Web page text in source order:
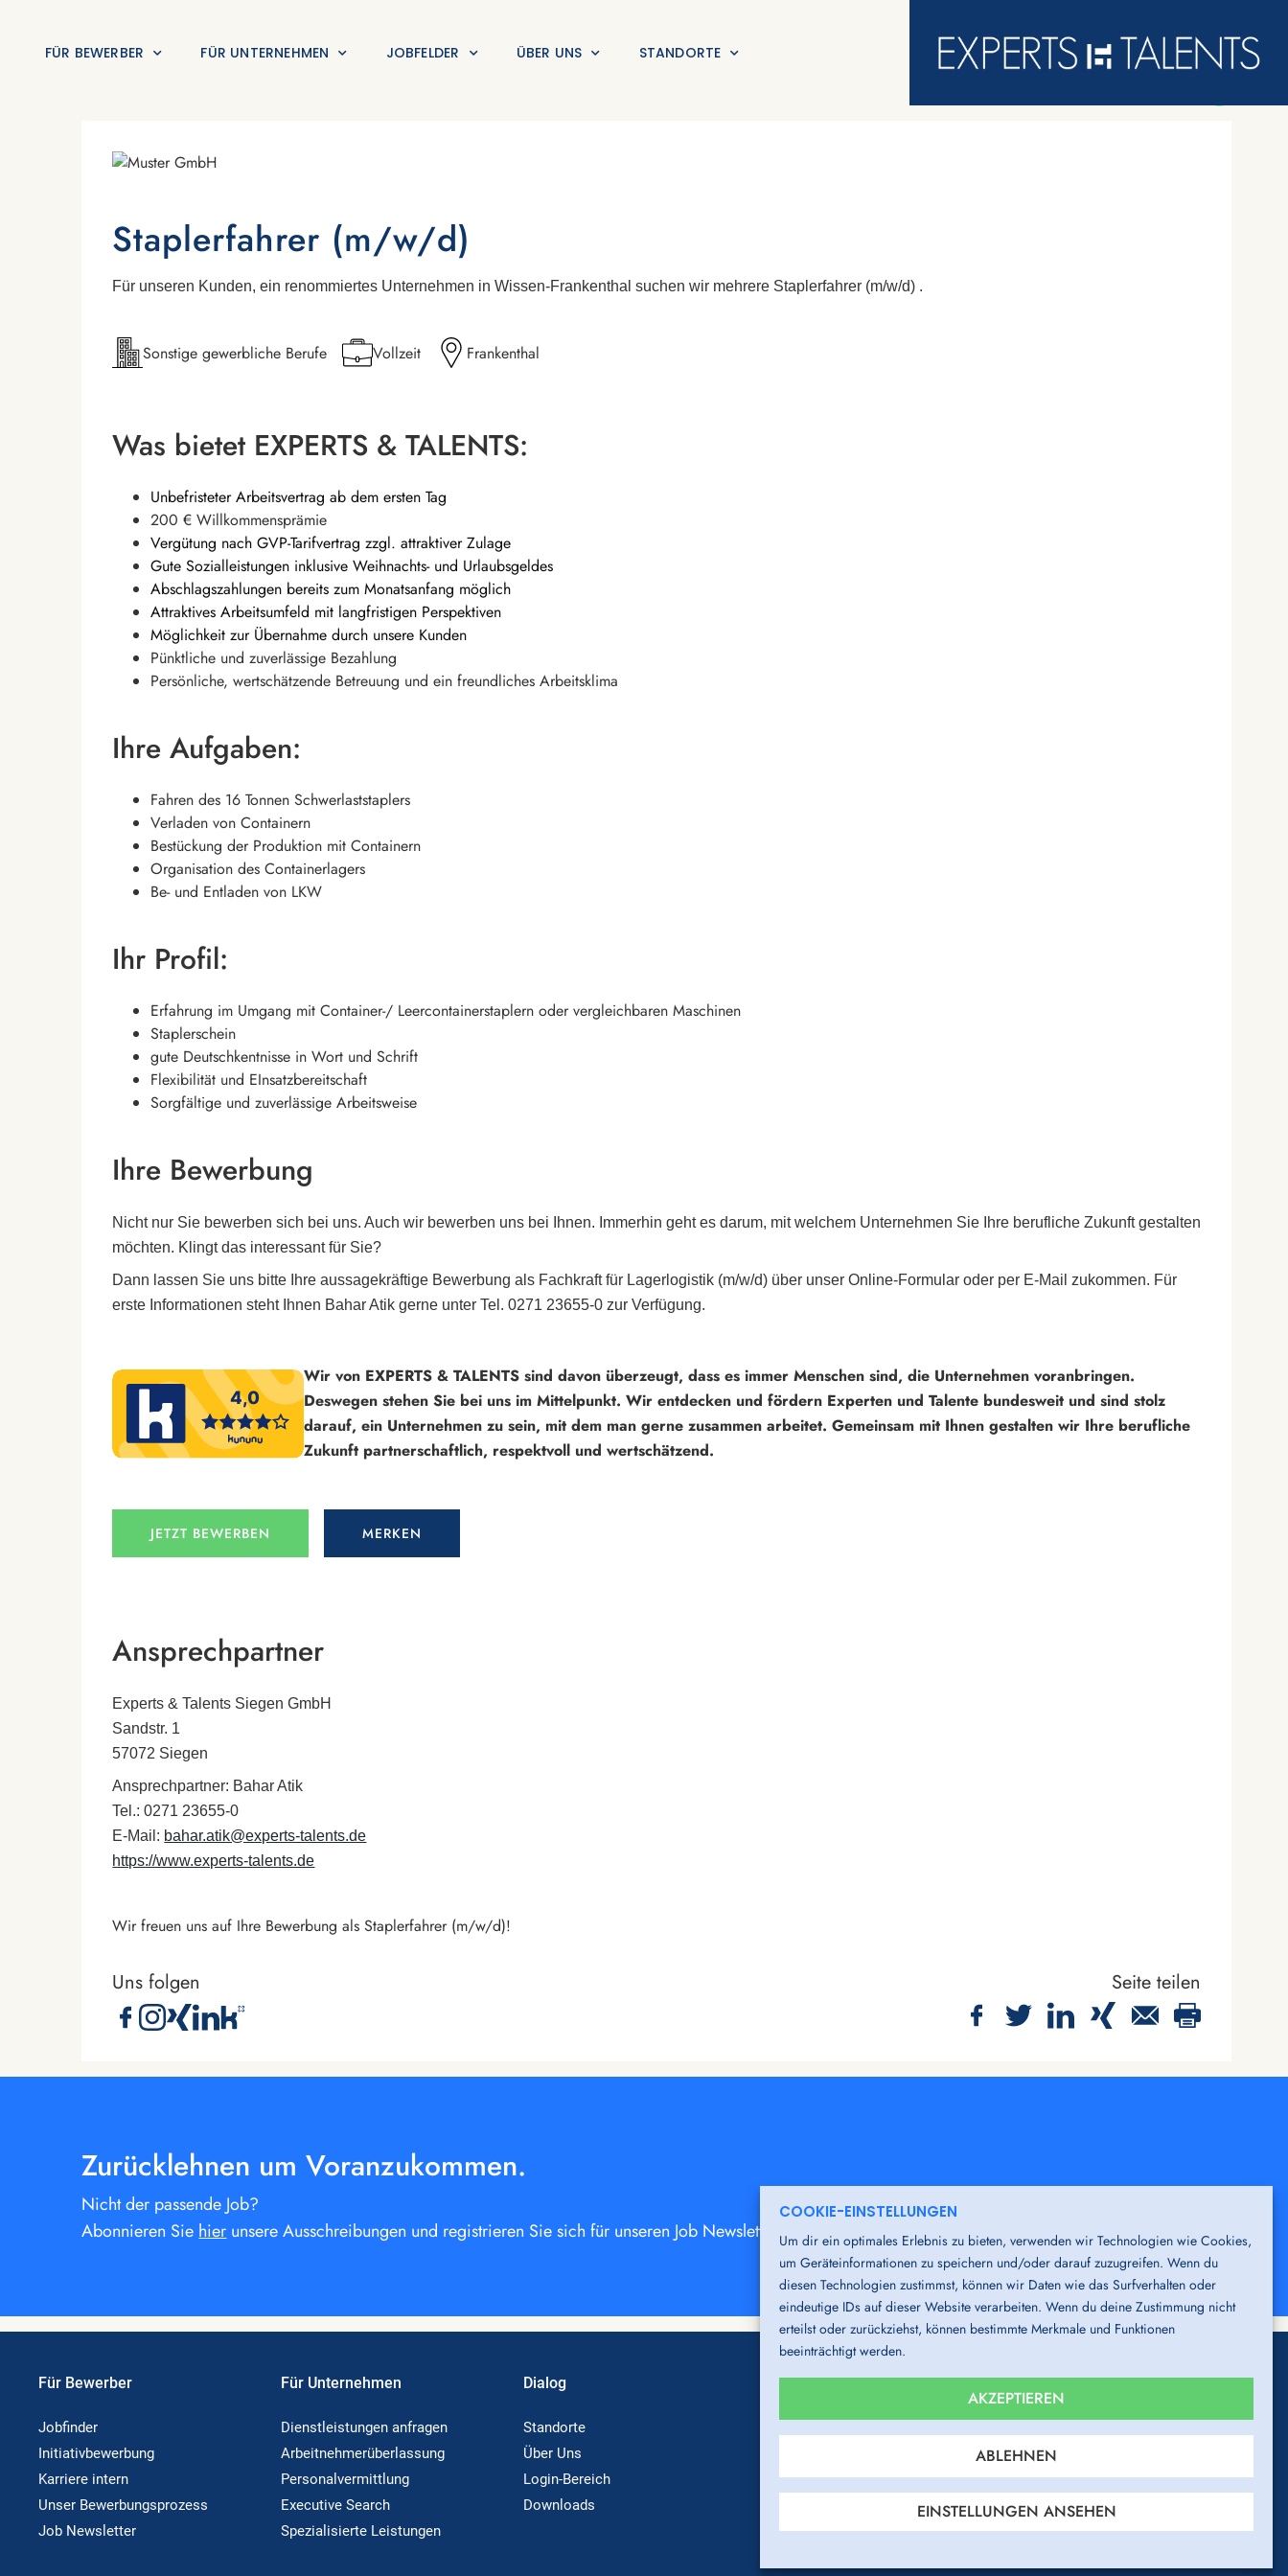
FÜR BEWERBER FÜR UNTERNEHMEN JOBFELDER ÜBER UNS STANDORTE
Staplerfahrer (m/w/d)
Sonstige gewerbliche Berufe Vollzeit Frankenthal
Für unseren Kunden, ein renommiertes Unternehmen in Wissen-Frankenthal suchen wir mehrere Staplerfahrer (m/w/d) .
Was bietet EXPERTS & TALENTS:
Unbefristeter Arbeitsvertrag ab dem ersten Tag
200 € Willkommensprämie
Vergütung nach GVP-Tarifvertrag zzgl. attraktiver Zulage
Gute Sozialleistungen inklusive Weihnachts- und Urlaubsgeldes
Abschlagszahlungen bereits zum Monatsanfang möglich
Attraktives Arbeitsumfeld mit langfristigen Perspektiven
Möglichkeit zur Übernahme durch unsere Kunden
Pünktliche und zuverlässige Bezahlung
Persönliche, wertschätzende Betreuung und ein freundliches Arbeitsklima
Ihre Aufgaben:
Fahren des 16 Tonnen Schwerlaststaplers
Verladen von Containern
Bestückung der Produktion mit Containern
Organisation des Containerlagers
Be- und Entladen von LKW
Ihr Profil:
Erfahrung im Umgang mit Container-/ Leercontainerstaplern oder vergleichbaren Maschinen
Staplerschein
gute Deutschkentnisse in Wort und Schrift
Flexibilität und EInsatzbereitschaft
Sorgfältige und zuverlässige Arbeitsweise
Ihre Bewerbung
Nicht nur Sie bewerben sich bei uns. Auch wir bewerben uns bei Ihnen. Immerhin geht es darum, mit welchem Unternehmen Sie Ihre berufliche Zukunft gestalten
möchten. Klingt das interessant für Sie?
Dann lassen Sie uns bitte Ihre aussagekräftige Bewerbung als Fachkraft für Lagerlogistik (m/w/d) über unser Online-Formular oder per E-Mail zukommen. Für
erste Informationen steht Ihnen Bahar Atik gerne unter Tel. 0271 23655-0 zur Verfügung.
Wir von EXPERTS & TALENTS sind davon überzeugt, dass es immer Menschen sind, die Unternehmen voranbringen.
Deswegen stehen Sie bei uns im Mittelpunkt. Wir entdecken und fördern Experten und Talente bundesweit und sind stolz
darauf, ein Unternehmen zu sein, mit dem man gerne zusammen arbeitet. Gemeinsam mit Ihnen gestalten wir Ihre berufliche
Zukunft partnerschaftlich, respektvoll und wertschätzend.
JETZT BEWERBEN MERKEN
Ansprechpartner
Experts & Talents Siegen GmbH
Sandstr. 1
57072 Siegen
Ansprechpartner: Bahar Atik
Tel.: 0271 23655-0
E-Mail: bahar.atik@experts-talents.de
https://www.experts-talents.de
Wir freuen uns auf Ihre Bewerbung als Staplerfahrer (m/w/d)!
Uns folgen Seite teilen
Zurücklehnen um Voranzukommen.
Nicht der passende Job?
Abonnieren Sie hier unsere Ausschreibungen und registrieren Sie sich für unseren Job Newsletter oder bewerben Sie sich hier initiativ.
Für Bewerber
Jobfinder
Initiativbewerbung
Karriere intern
Unser Bewerbungsprozess
Job Newsletter
Für Unternehmen
Dienstleistungen anfragen
Arbeitnehmerüberlassung
Personalvermittlung
Executive Search
Spezialisierte Leistungen
Dialog
Standorte
Über Uns
Login-Bereich
Downloads
Impressum Datenschutz
Hinweisgeber-System
Gender-Hinweis Verhaltenskodex
COOKIE-EINSTELLUNGEN
Um dir ein optimales Erlebnis zu bieten, verwenden wir Technologien wie Cookies,
um Geräteinformationen zu speichern und/oder darauf zuzugreifen. Wenn du
diesen Technologien zustimmst, können wir Daten wie das Surfverhalten oder
eindeutige IDs auf dieser Website verarbeiten. Wenn du deine Zustimmung nicht
erteilst oder zurückziehst, können bestimmte Merkmale und Funktionen
beeinträchtigt werden.
EINSTELLUNGEN ANSEHEN
ABLEHNEN
AKZEPTIEREN